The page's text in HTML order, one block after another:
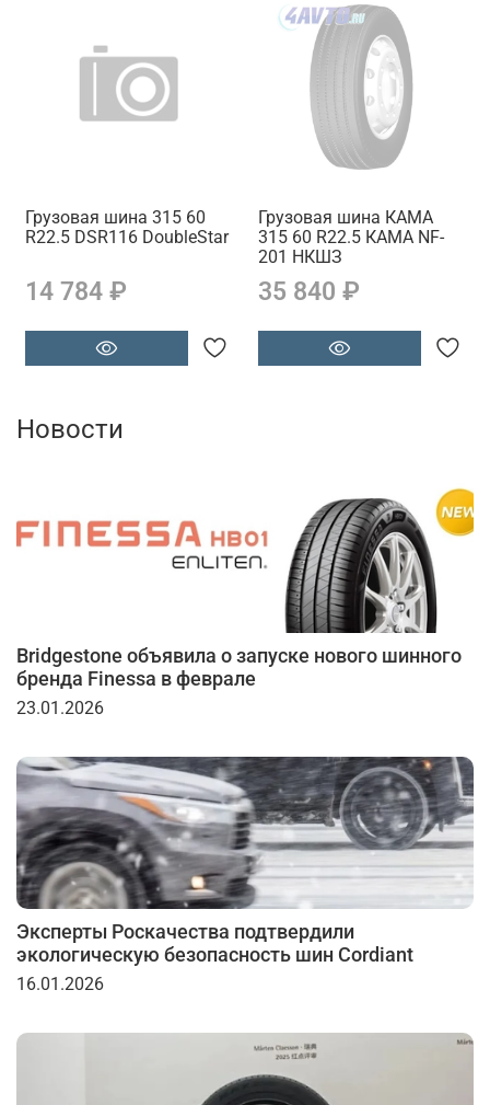
Грузовая шина 315 60
R22.5 DSR116 DoubleStar
14 784 ₽
Грузовая шина КАМА
315 60 R22.5 КАМА NF-
201 НКШЗ
35 840 ₽
Новости
Bridgestone объявила о запуске нового шинного
бренда Finessa в феврале
23.01.2026
Эксперты Роскачества подтвердили
экологическую безопасность шин Cordiant
16.01.2026